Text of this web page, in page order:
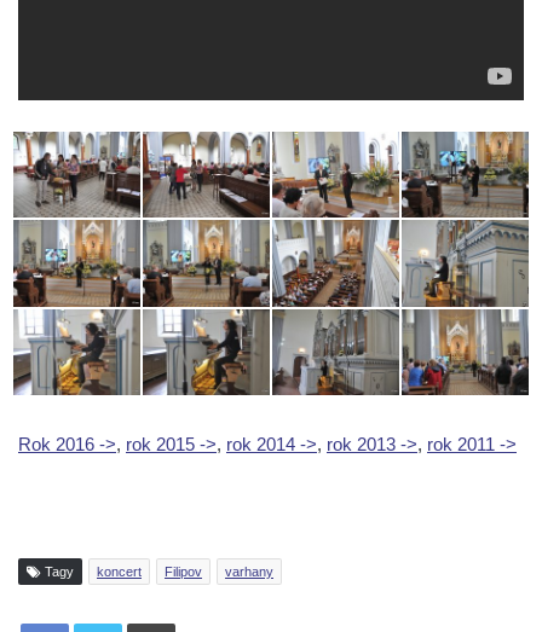
Rok 2016 ->, rok 2015 ->, rok 2014 ->, rok 2013 ->, rok 2011 ->
Tagy koncert Filipov varhany
Tisknout